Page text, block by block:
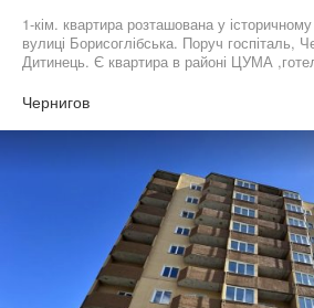
1-кім. квартира розташована у
вулиці Борисоглібська. Поруч госпіталь,
Дитинець. Є квартира в районі ЦУМА
безкоштовна Wi-Fi зона,смарт телевізор, ,
машина, плита, посуд. Проживання до 3
змінюватися залежно від кількості осіб.
Заселення за наявності документів.
Чернигов